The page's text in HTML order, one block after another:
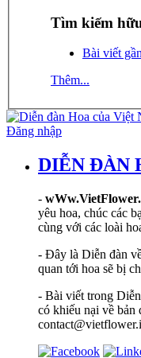
Tìm kiếm
Bài viết
Thêm...
Đăng nhập
DIỄN ĐÀN
-
yêu hoa, chúc các
cùng với các loài
- Đây là Diễn đàn
quan tới hoa sẽ bị
- Bài viết trong
có khiếu nại về